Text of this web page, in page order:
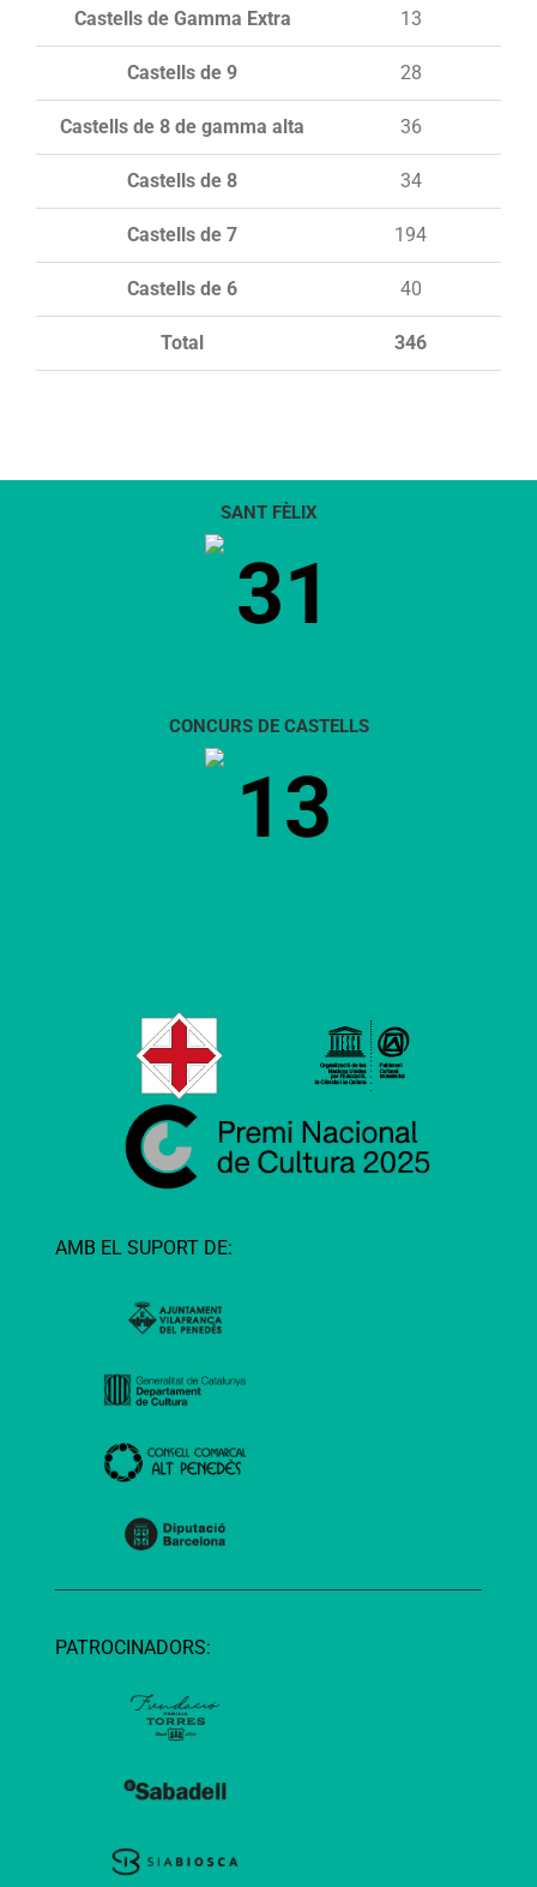
Total 346
Castells de Gamma Extra 13
Castells de 9 28
Castells de 8 de gamma alta 36
Castells de 8 34
Castells de 7 194
Castells de 6 40
SANT FÈLIX
31
CONCURS DE CASTELLS
13
AMB EL SUPORT DE:
PATROCINADORS: